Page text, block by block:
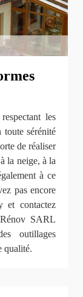
les
sérénité
de réaliser
la neige, à la
à ce
pas encore
et contactez
SARL
outillages
qualité.